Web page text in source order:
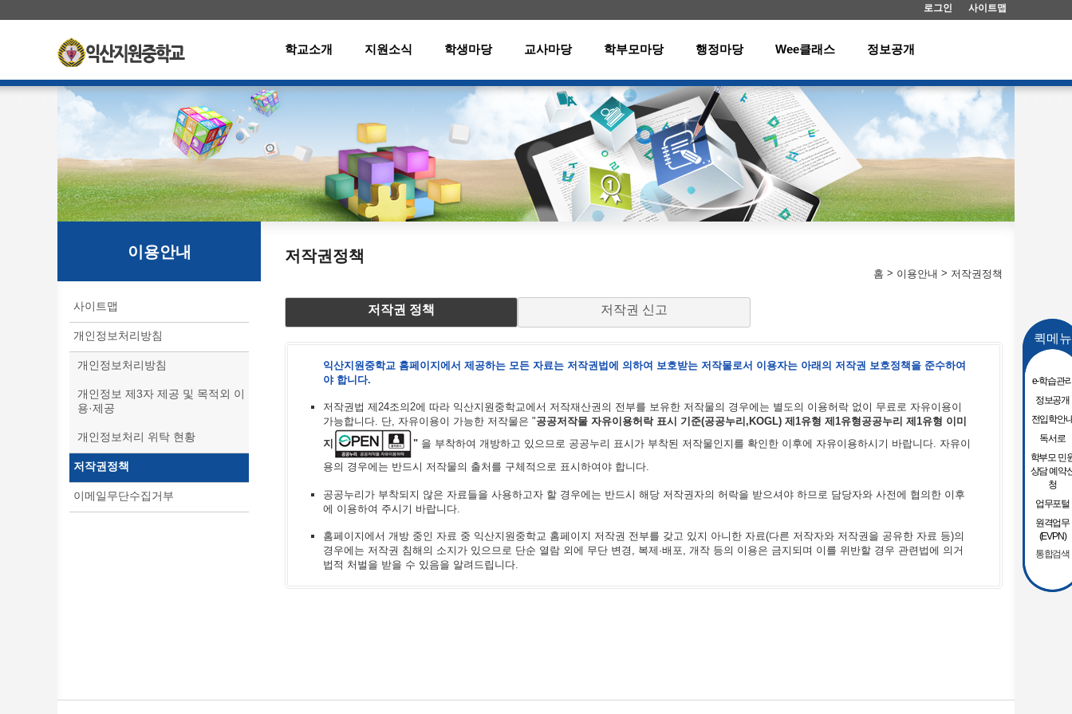
로그인 사이트맵
학교소개 지원소식 학생마당 교사마당 학부모마당 행정마당 Wee클래스 정보공개
퀵메뉴
e-학습관
정보공개
전입학안
독서로
학부모 민
상담 예약
청
업무포털
원격업무
(EVPN)
통합검색
이용안내
사이트맵
개인정보처리방침
개인정보처리방침
개인정보 제3자 제공 및 목적외 이
용·제공
개인정보처리 위탁 현황
저작권정책
이메일무단수집거부
저작권정책
홈 > 이용안내 > 저작권정책
저작권 정책 저작권 신고
익산지원중학교 홈페이지에서 제공하는 모든 자료는 저작권법에 의하여 보호받는 저작물로서 이용자는 아래의 저작권 보호정책을 준수하여
야 합니다.
저작권법 제24조의2에 따라 익산지원중학교에서 저작재산권의 전부를 보유한 저작물의 경우에는 별도의 이용허락 없이 무료로 자유이용이
가능합니다. 단, 자유이용이 가능한 저작물은 "공공저작물 자유이용허락 표시 기준(공공누리,KOGL) 제1유형 제1유형공공누리 제1유형 이미
지
"을 부착하여 개방하고 있으므로 공공누리 표시가 부착된 저작물인지를 확인한 이후에 자유이용하시기 바랍니다. 자유이
용의 경우에는 반드시 저작물의 출처를 구체적으로 표시하여야 합니다.
공공누리가 부착되지 않은 자료들을 사용하고자 할 경우에는 반드시 해당 저작권자의 허락을 받으셔야 하므로 담당자와 사전에 협의한 이후
에 이용하여 주시기 바랍니다.
홈페이지에서 개방 중인 자료 중 익산지원중학교 홈페이지 저작권 전부를 갖고 있지 아니한 자료(다른 저작자와 저작권을 공유한 자료 등)의
경우에는 저작권 침해의 소지가 있으므로 단순 열람 외에 무단 변경, 복제·배포, 개작 등의 이용은 금지되며 이를 위반할 경우 관련법에 의거
법적 처벌을 받을 수 있음을 알려드립니다.